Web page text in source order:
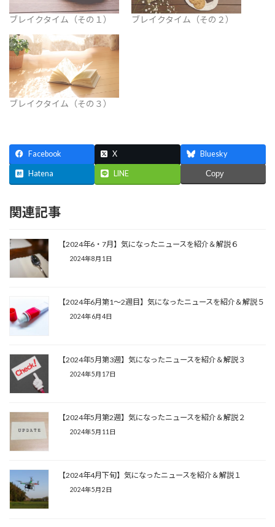
ブレイクタイム（その１） ブレイクタイム（その２）
ブレイクタイム（その３）
Facebook X Bluesky
Hatena LINE Copy
関連記事
【2024年6・7月】気になったニュースを紹介＆解説６
2024年8月1日
【2024年6月第1～2週目】気になったニュースを紹介＆解説５
2024年6月4日
【2024年5月第3週】気になったニュースを紹介＆解説３
2024年5月17日
【2024年5月第2週】気になったニュースを紹介＆解説２
2024年5月11日
【2024年4月下旬】気になったニュースを紹介＆解説１
2024年5月2日